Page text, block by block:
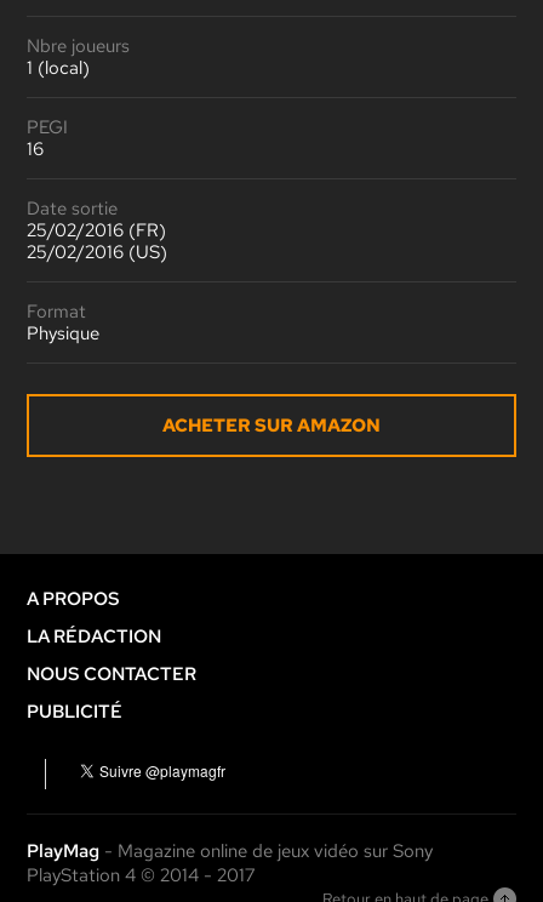
Nbre joueurs
1 (local)
PEGI
16
Date sortie
25/02/2016 (FR)
25/02/2016 (US)
Format
Physique
ACHETER SUR AMAZON
A PROPOS
LA RÉDACTION
NOUS CONTACTER
PUBLICITÉ
PlayMag - Magazine online de jeux vidéo sur Sony
PlayStation 4 © 2014 - 2017